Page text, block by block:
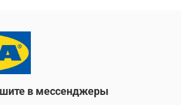
в мессенджеры